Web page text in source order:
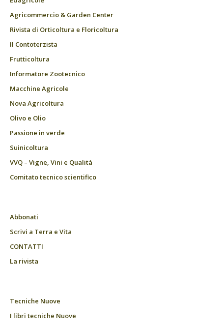
Agricommercio & Garden Center
Rivista di Orticoltura e Floricoltura
Il Contoterzista
Frutticoltura
Informatore Zootecnico
Macchine Agricole
Nova Agricoltura
Olivo e Olio
Passione in verde
Suinicoltura
VVQ – Vigne, Vini e Qualità
Comitato tecnico scientifico
Abbonati
Scrivi a Terra e Vita
CONTATTI
La rivista
Tecniche Nuove
I libri tecniche Nuove